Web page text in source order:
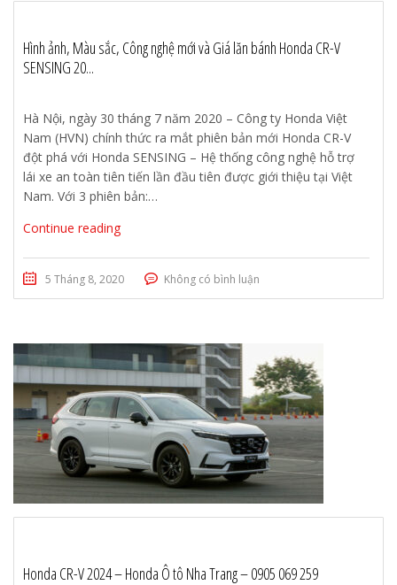
Hình ảnh, Màu sắc, Công nghệ mới và Giá lăn bánh Honda CR-V
SENSING 20...
Hà Nội, ngày 30 tháng 7 năm 2020 – Công ty Honda Việt
Nam (HVN) chính thức ra mắt phiên bản mới Honda CR-V
đột phá với Honda SENSING – Hệ thống công nghệ hỗ trợ
lái xe an toàn tiên tiến lần đầu tiên được giới thiệu tại Việt
Nam. Với 3 phiên bản:…
Continue reading
5 Tháng 8, 2020 Không có bình luận
Honda CR-V 2024 – Honda Ô tô Nha Trang – 0905 069 259